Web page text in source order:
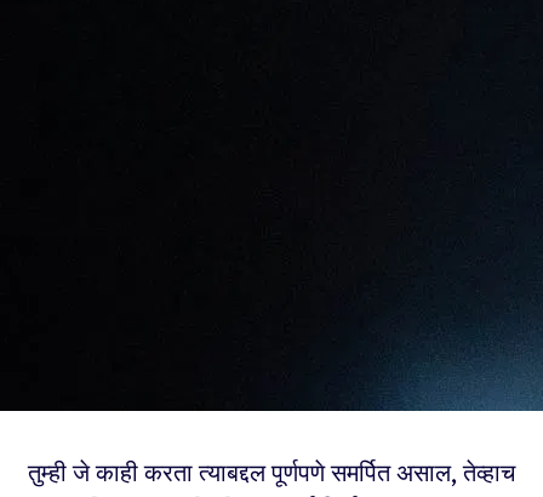
तुम्ही जे काही करता त्याबद्दल पूर्णपणे समर्पित असाल, तेव्हाच